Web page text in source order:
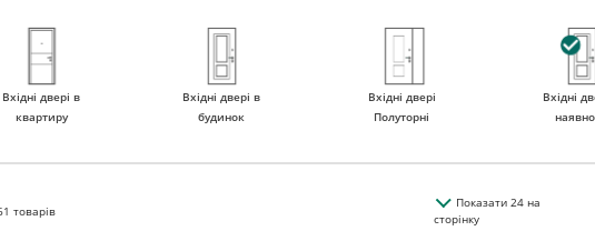
Вхідні двері в
квартиру
Вхідні двері в
будинок
Вхідні двері
Полуторні
Вхідні
товарів
Показати24на
сторінку